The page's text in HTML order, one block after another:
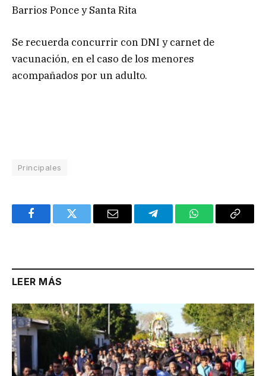
Barrios Ponce y Santa Rita
Se recuerda concurrir con DNI y carnet de
vacunación, en el caso de los menores
acompañados por un adulto.
Principales
FacebookTwitter Email TelegramWhatsAppCopy
LEER MÁS